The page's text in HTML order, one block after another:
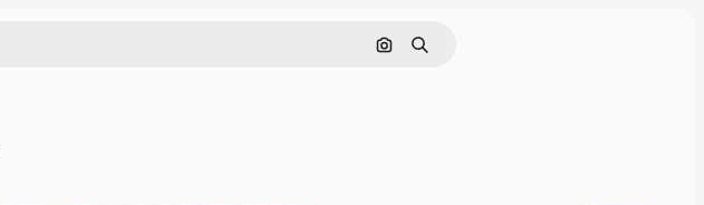
Rechercher par image
Rechercher